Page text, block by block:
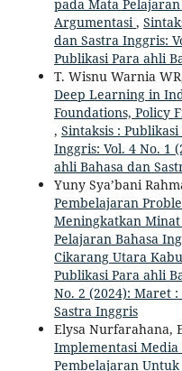
pada Mata
Argumentasi,
dan Sastra Inggris:
Publikasi Para ahli
T. Wisnu Warnia
Deep Learning in
Foundations, Policy
, Sintaksis :
Inggris: Vol. 4 No. 1
ahli Bahasa dan
Yuny Sya’bani
Pembelajaran
Meningkatkan Minat
Pelajaran Bahasa
Cikarang Utara
Publikasi Para ahli
No. 2 (2024): Maret
Sastra Inggris
Elysa Nurfarahana,
Implementasi Media
Pembelajaran